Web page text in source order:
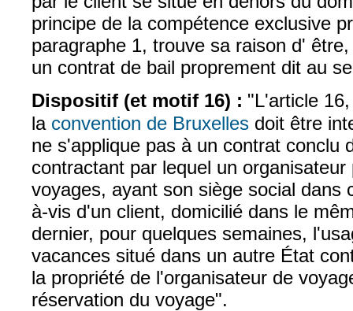
principe de la compétence exclusive
paragraphe 1, trouve sa raison d'
un contrat de bail proprement dit au
Dispositif (et motif 16) : "L'article
la convention de Bruxelles (le lien est externe)
doit être
ne s'applique pas à un contrat conclu
contractant par lequel un organisateur
voyages, ayant son siège social dans
à-vis d'un client, domicilié dans le
dernier, pour quelques semaines,
vacances situé dans un autre État
la propriété de l'organisateur de
réservation du voyage".